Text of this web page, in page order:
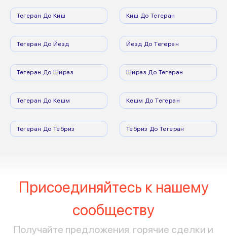
Тегеран До Киш Киш До Тегеран
Тегеран До Йезд Йезд До Тегеран
Тегеран До Шираз Шираз До Тегеран
Тегеран До Кешм Кешм До Тегеран
Тегеран До Тебриз Тебриз До Тегеран
Присоединяйтесь к нашему
сообществу
Получайте предложения, горячие сделки и